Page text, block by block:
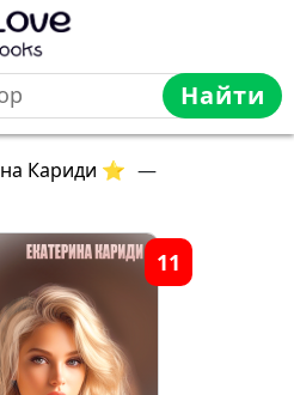
Найти
Кариди ⭐ —
11